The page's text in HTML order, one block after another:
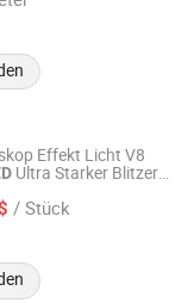
Effekt Licht V8
Ultra Starker Blitzer
/ Stück